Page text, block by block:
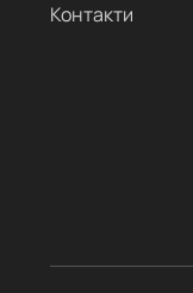
Контакти